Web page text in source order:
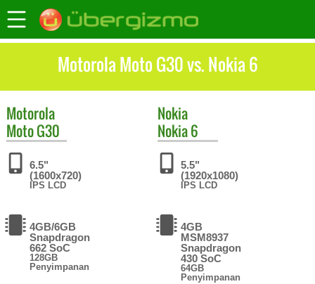
Motorola Moto G30 vs. Nokia 6
Motorola
Moto G30
6.5"
(1600x720)
IPS LCD
4GB/6GB
Snapdragon
662 SoC
128GB
Penyimpanan
Nokia
Nokia 6
5.5"
(1920x1080)
IPS LCD
4GB
MSM8937
Snapdragon
430 SoC
64GB
Penyimpanan